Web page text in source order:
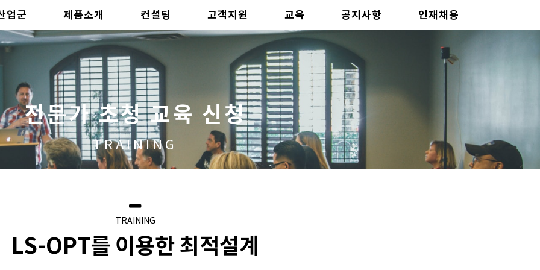
업군 제품소개 컨설팅 고객지원 교육 공지사항 인재채용
전문가 초청 교육 신청
TRAINING
TRAINING
LS-OPT를 이용한 최적설계